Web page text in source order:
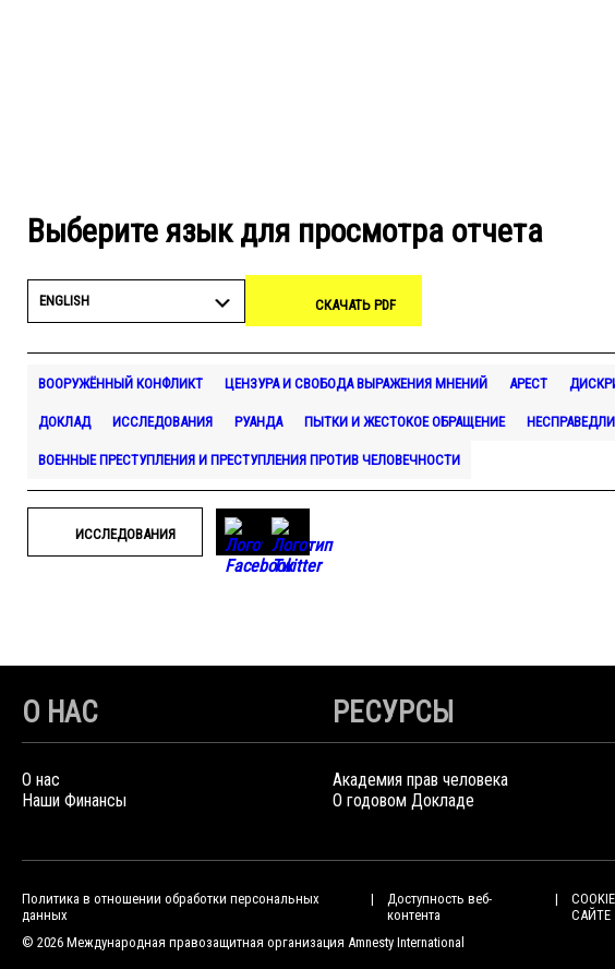
Выберите язык для просмотра отчета
ENGLISH СКАЧАТЬ PDF
ВООРУЖЁННЫЙ КОНФЛИКТ ЦЕНЗУРА И СВОБОДА ВЫРАЖЕНИЯ МНЕНИЙ АРЕСТ
ДОКЛАД ИССЛЕДОВАНИЯ РУАНДА ПЫТКИ И ЖЕСТОКОЕ ОБРАЩЕНИЕ
ВОЕННЫЕ ПРЕСТУПЛЕНИЯ И ПРЕСТУПЛЕНИЯ ПРОТИВ ЧЕЛОВЕЧНОСТИ
ИССЛЕДОВАНИЯ
О НАС
О нас
Наши Финансы
РЕСУРСЫ
Академия прав человека
О годовом Докладе
Политика в отношении обработки персональных
данных
Доступность веб-
контента
САЙТЕ
© 2026 Международная правозащитная организация Amnesty International